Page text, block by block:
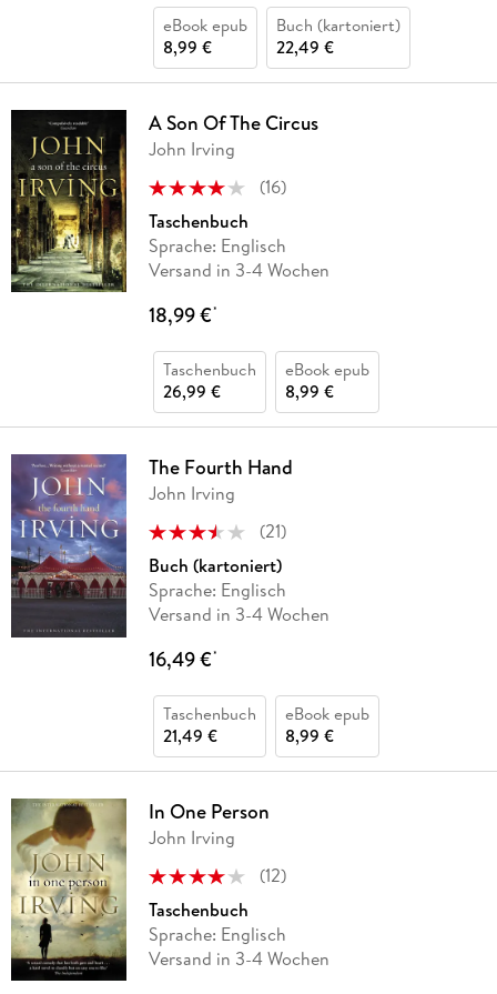
eBook epub
8,99 €
Buch (kartoniert)
22,49 €
A Son Of The Circus
John Irving
(16)
Taschenbuch
Sprache: Englisch
Versand in 3-4 Wochen
18,99 €*
Taschenbuch
26,99 €
eBook epub
8,99 €
The Fourth Hand
John Irving
(21)
Buch (kartoniert)
Sprache: Englisch
Versand in 3-4 Wochen
16,49 €*
Taschenbuch
21,49 €
eBook epub
8,99 €
In One Person
John Irving
(12)
Taschenbuch
Sprache: Englisch
Versand in 3-4 Wochen